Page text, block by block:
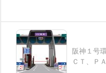
阪神１号
ＣＴ、Ｐ